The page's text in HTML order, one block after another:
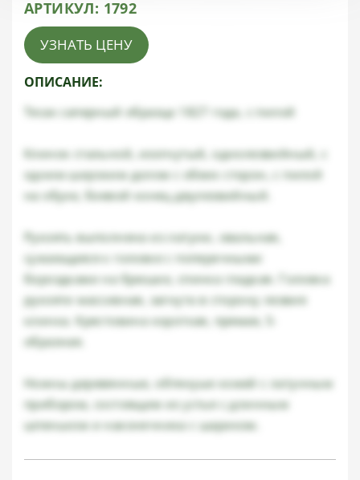
АРТИКУЛ: 1792
УЗНАТЬ ЦЕНУ
ОПИСАНИЕ:
Тесак саперный образца 1827 года, с пилой
Клинок стальной, изогнутый, однолезвийный, с
одним широким долом с обеих сторон, с пилой
на обухе, боевой конец двулезвийный.
Рукоять выполнена из латуни, овальная,
сужающаяся к головке с поперечными
бороздками на брюшке, спинка гладкая. Головка
рукояти массивная, загнута в сторону лезвия
клинка. Крестовина короткая, прямая, S-
образная.
Ножны деревянные, обтянуые кожей с латунным
прибором, состоящим из устья с длинным
шпеньком и наконечника с шариком.